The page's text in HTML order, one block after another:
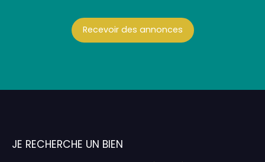
Recevoir des annonces
JE RECHERCHE UN BIEN